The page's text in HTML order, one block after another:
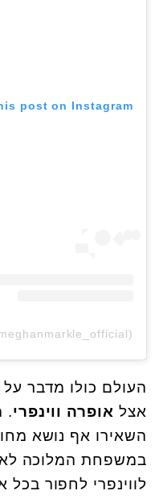
post on Instagram
העולם כולו מדבר על
אצל אופרה ווינפרי.
השאירו אף נושא
במשפחת המלוכה
לווינפרי לחפור